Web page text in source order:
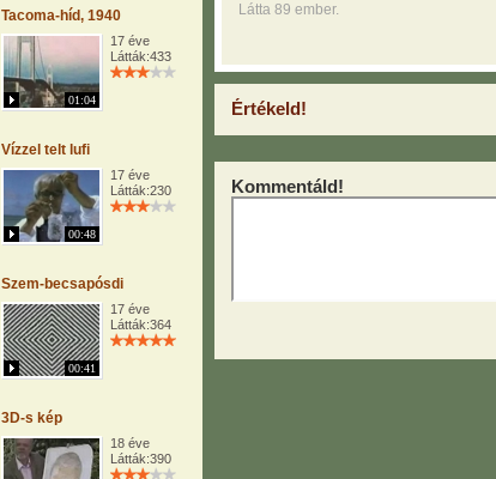
Tacoma-híd, 1940
01:04
17 éve
Látták:433
Vízzel telt lufi
00:48
17 éve
Látták:230
Szem-becsapósdi
00:41
17 éve
Látták:364
3D-s kép
18 éve
Látták:390
Látta 89 ember.
Értékeld!
Kommentáld!